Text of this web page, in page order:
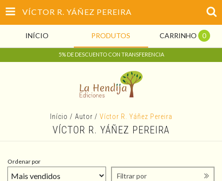
VÍCTOR R. YÁÑEZ PEREIRA
INÍCIO PRODUTOS CARRINHO 0
5% DE DESCUENTO CON TRANSFERENCIA
Início / Autor / Víctor R. Yáñez Pereira
VÍCTOR R. YÁÑEZ PEREIRA
Ordenar por
Filtrar por